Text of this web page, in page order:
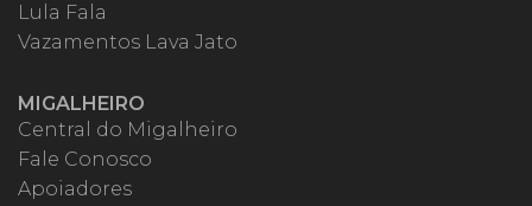
Lula Fala
Vazamentos Lava Jato
MIGALHEIRO
Central do Migalheiro
Fale Conosco
Apoiadores